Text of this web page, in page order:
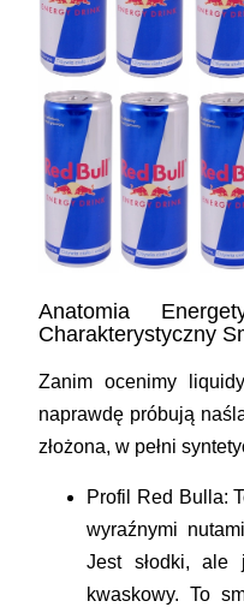
Anatomia
Charakterystyczny
Zanim ocenimy
naprawdę próbują
złożona, w pełni
Profil Red Bulla:
wyraźnymi
Jest słodki, ale
kwaskowy. To